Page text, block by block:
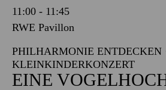
11:00 - 11:45
RWE Pavillon
PHILHARMONIE ENTDECKEN
KLEINKINDERKONZERT
EINE